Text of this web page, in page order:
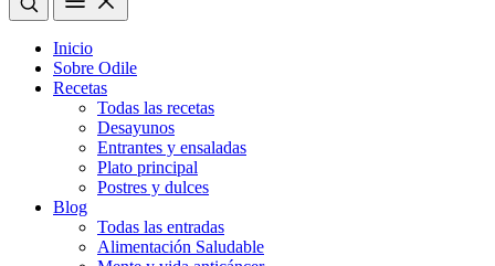
Inicio
Sobre Odile
Recetas
Todas las recetas
Desayunos
Entrantes y ensaladas
Plato principal
Postres y dulces
Blog
Todas las entradas
Alimentación Saludable